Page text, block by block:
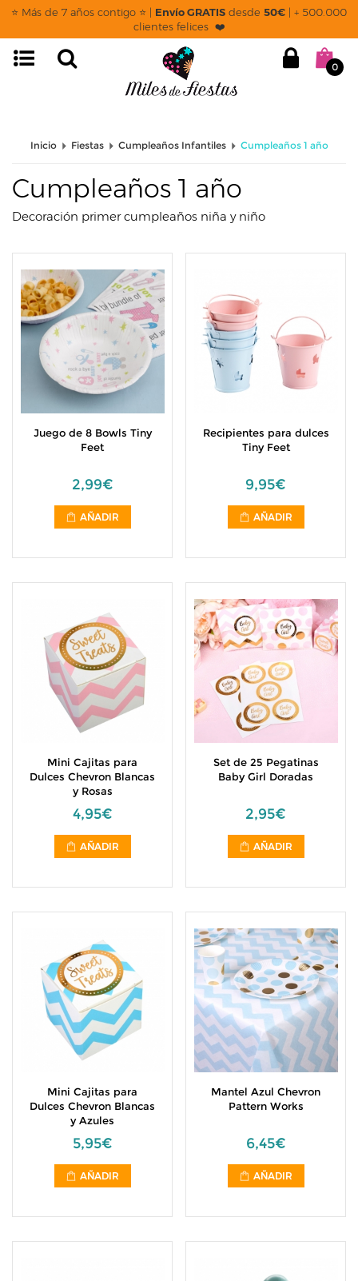
⭐ Más de 7 años contigo ⭐ | Envío GRATIS desde 50€ | + 500.000
clientes felices ❤️
0
page: listado
Inicio Fiestas Cumpleaños Infantiles Cumpleaños 1 año
Cumpleaños 1 año
Decoración primer cumpleaños niña y niño
Juego de 8 Bowls Tiny
Feet
2,99€
AÑADIR
Recipientes para dulces
Tiny Feet
9,95€
AÑADIR
Mini Cajitas para
Dulces Chevron Blancas
y Rosas
4,95€
AÑADIR
Set de 25 Pegatinas
Baby Girl Doradas
2,95€
AÑADIR
Mini Cajitas para
Dulces Chevron Blancas
y Azules
5,95€
AÑADIR
Mantel Azul Chevron
Pattern Works
6,45€
AÑADIR